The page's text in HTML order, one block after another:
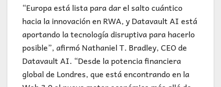
“Europa está lista para dar el salto cuántico
hacia la innovación en RWA, y Datavault AI está
aportando la tecnología disruptiva para hacerlo
posible”, afirmó Nathaniel T. Bradley, CEO de
Datavault AI. “Desde la potencia financiera
global de Londres, que está encontrando en la